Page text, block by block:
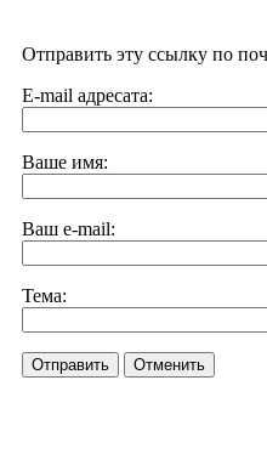
Отправить эту ссылку по
E-mail адресата:
Ваше имя:
Ваш e-mail:
Тема:
Отправить Отменить